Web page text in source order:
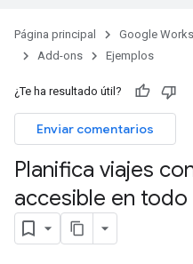
Página principal Google
Add-ons
Ejemplos
¿Te ha resultado útil?
Enviar comentarios
Planifica viajes
accesible en